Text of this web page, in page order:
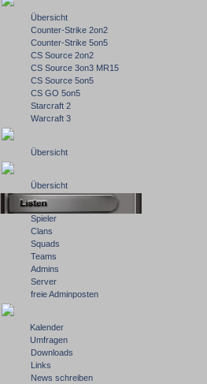
Übersicht
Counter-Strike 2on2
Counter-Strike 5on5
CS Source 2on2
CS Source 3on3 MR15
CS Source 5on5
CS GO 5on5
Starcraft 2
Warcraft 3
Übersicht
Übersicht
Spieler
Clans
Squads
Teams
Admins
Server
freie Adminposten
Kalender
Umfragen
Downloads
Links
News schreiben